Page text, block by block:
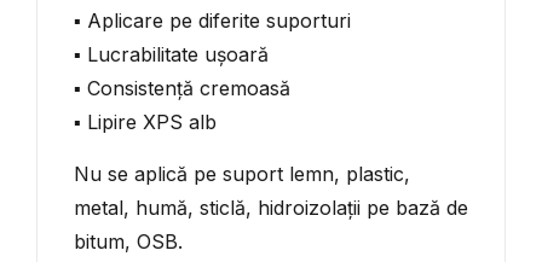
▪ Aplicare pe diferite suporturi
▪ Lucrabilitate ușoară
▪ Consistență cremoasă
▪ Lipire XPS alb
Nu se aplică pe suport lemn, plastic,
metal, humă, sticlă, hidroizolații pe bază de
bitum, OSB.